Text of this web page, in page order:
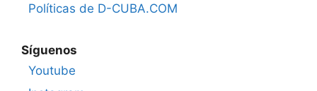
Políticas de D-CUBA.COM
Síguenos
Youtube